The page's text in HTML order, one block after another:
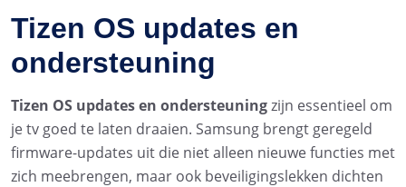
Tizen OS updates en
ondersteuning
Tizen OS updates en ondersteuningzijn essentieel om
je tv goed te laten draaien. Samsung brengt geregeld
firmware-updates uit die niet alleen nieuwe functies met
zich meebrengen, maar ook beveiligingslekken dichten